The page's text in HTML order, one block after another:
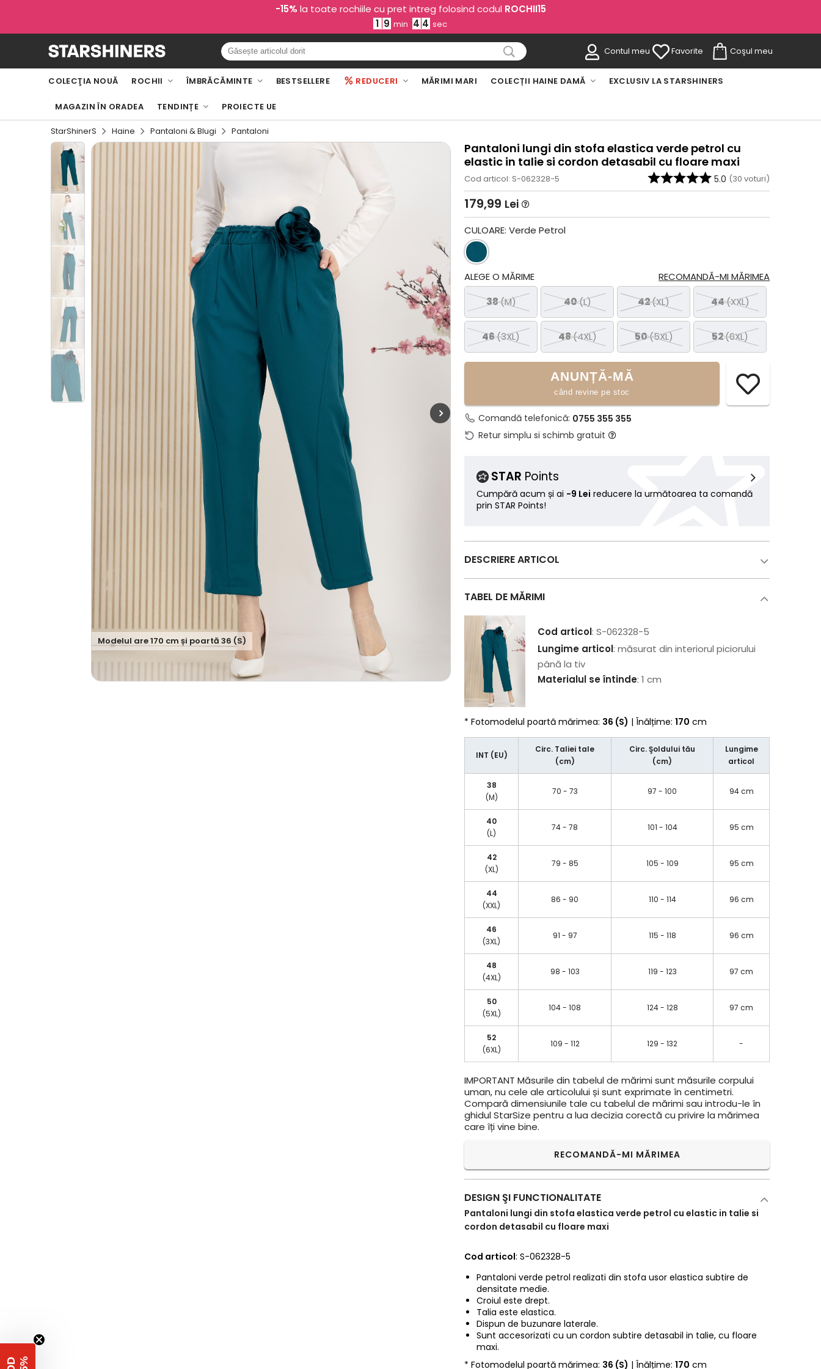
-15% la toate rochiile cu pret intreg folosind codul ROCHII15
1 9 min 4 3 sec
Contul meu Favorite Coşul meu
COLECŢIA NOUĂ ROCHII ÎMBRĂCĂMINTE BESTSELLERE REDUCERI MĂRIMI MARI COLECȚII HAINE DAMĂ EXCLUSIV LA STARSHINERS
MAGAZIN ÎN ORADEA TENDINȚE PROIECTE UE
StarShinerS Haine Pantaloni & Blugi Pantaloni
Modelul are170 cm și poartă36 (S)
Pantaloni lungi din stofa elastica verde petrol cu
elastic in talie si cordon detasabil cu floare maxi
Cod articol: S-062328-5 5.0 (30 voturi)
179,99 Lei
CULOARE:Verde Petrol
RECOMANDĂ-MI MĂRIMEA
ALEGE O MĂRIME
38(M) 40(L) 42(XL) 44(XXL)
46(3XL) 48(4XL) 50(5XL) 52(6XL)
ANUNȚĂ-MĂ
când revine pe stoc
Comandă telefonică: 0755 355 355
Retur simplu si schimb gratuit
STAR Points
Cumpără acum și ai -9 Lei reducere la următoarea ta comandă
prin STAR Points!
DESCRIERE ARTICOL
TABEL DE MĂRIMI
Cod articol: S-062328-5
Lungime articol: măsurat din interiorul piciorului
până la tiv
Materialul se întinde: 1 cm
* Fotomodelul poartă mărimea: 36 (S) | Înălțime:170 cm
INT (EU)
Circ. Taliei tale
(cm)
Circ. Şoldului tău
(cm)
Lungime
articol
38
(M)
70 - 73 97 - 100 94 cm
40
(L)
74 - 78 101 - 104 95 cm
42
(XL)
79 - 85 105 - 109 95 cm
44
(XXL)
86 - 90 110 - 114 96 cm
46
(3XL)
91 - 97 115 - 118 96 cm
48
(4XL)
98 - 103 119 - 123 97 cm
50
(5XL)
104 - 108 124 - 128 97 cm
52
(6XL)
109 - 112 129 - 132 -
IMPORTANT Măsurile din tabelul de mărimi sunt măsurile corpului
uman, nu cele ale articolului și sunt exprimate în centimetri.
Compară dimensiunile tale cu tabelul de mărimi sau introdu-le în
ghidul StarSize pentru a lua decizia corectă cu privire la mărimea
care îți vine bine.
RECOMANDĂ-MI MĂRIMEA
DESIGN ŞI FUNCTIONALITATE
Pantaloni lungi din stofa elastica verde petrol cu elastic in talie si
cordon detasabil cu floare maxi
Cod articol: S-062328-5
Pantaloni verde petrol realizati din stofa usor elastica subtire de
densitate medie.
Croiul este drept.
Talia este elastica.
Dispun de buzunare laterale.
Sunt accesorizati cu un cordon subtire detasabil in talie, cu floare
maxi.
* Fotomodelul poartă mărimea: 36 (S) | Înălțime:170 cm